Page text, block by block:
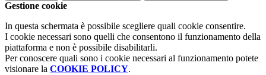
Gestione cookie
In questa schermata è possibile scegliere quali cookie consentire.
I cookie necessari sono quelli che consentono il funzionamento della
piattaforma e non è possibile disabilitarli.
Per conoscere quali sono i cookie necessari al funzionamento potete
visionare la COOKIE POLICY.